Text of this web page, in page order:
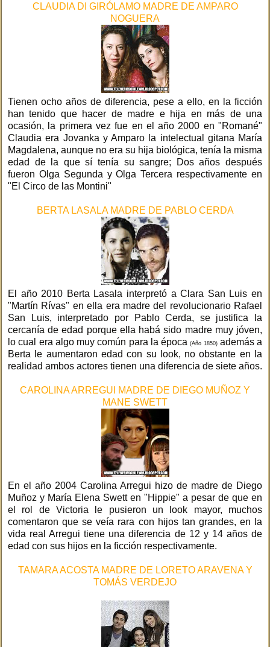
CLAUDIA DI GIRÓLAMO MADRE DE AMPARO
NOGUERA
Tienen ocho años de diferencia, pese a ello, en la ficción
han tenido que hacer de madre e hija en más de una
ocasión, la primera vez fue en el año 2000 en "Romané"
Claudia era Jovanka y Amparo la intelectual gitana María
Magdalena, aunque no era su hija biológica, tenía la misma
edad de la que sí tenía su sangre; Dos años después
fueron Olga Segunda y Olga Tercera respectivamente en
"El Circo de las Montini"
BERTA LASALA MADRE DE PABLO CERDA
El año 2010 Berta Lasala interpretó a Clara San Luis en
"Martín Rívas" en ella era madre del revolucionario Rafael
San Luis, interpretado por Pablo Cerda, se justifica la
cercanía de edad porque ella habá sido madre muy jóven,
lo cual era algo muy común para la época(Año 1850)además a
Berta le aumentaron edad con su look, no obstante en la
realidad ambos actores tienen una diferencia de siete años.
CAROLINA ARREGUI MADRE DE DIEGO MUÑOZ Y
MANE SWETT
En el año 2004 Carolina Arregui hizo de madre de Diego
Muñoz y María Elena Swett en "Hippie" a pesar de que en
el rol de Victoria le pusieron un look mayor, muchos
comentaron que se veía rara con hijos tan grandes, en la
vida real Arregui tiene una diferencia de 12 y 14 años de
edad con sus hijos en la ficción respectivamente.
TAMARA ACOSTA MADRE DE LORETO ARAVENA Y
TOMÁS VERDEJO